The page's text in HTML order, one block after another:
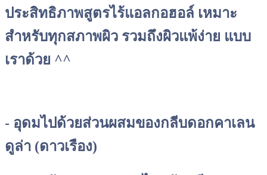
ประสิทธิภาพสูตรไร้แอลกอฮอล์ เหมาะ
สำหรับทุกสภาพผิว รวมถึงผิวแพ้ง่าย แบบ
เราด้วย ^^
- อุดมไปด้วยส่วนผสมของกลีบดอกคาเลน
ดูล่า (ดาวเรือง)